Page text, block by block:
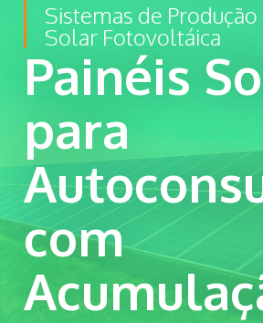
Sistemas de
Solar Fotovoltáica
Painéis
para
com